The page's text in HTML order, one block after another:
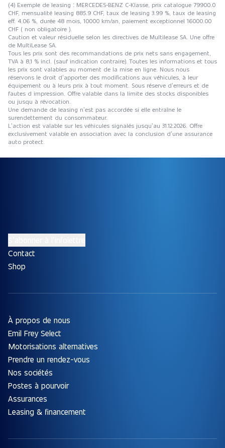
(4) Exemple de leasing : MERCEDES-BENZ C-Klasse, prix catalogue 79900.0
CHF, mensualité leasing 885.9 CHF, taux de leasing 3.99 %, taux de leasing
eff. 4.06 %, durée 48 mois, 10000 km/an, paiement exceptionnel 16000.00
CHF ( non obligatoire ).
Caution et valeur résiduelle selon les directives de Multilease SA. Une offre
de MultiLease SA.
Tous les prix sont des recommandations de prix nets sans engagement,
TVA à 8,1 % incl. (sauf indication contraire). Toutes les informations et tous
les prix sont valables au moment de la mise en ligne. Nous nous
réservons le droit d’apporter des modifications aux véhicules, à leur
équipement ou à leurs prix à tout moment. Sous réserve d’erreurs et de
fautes d impression. Offre valable dans la limite des stocks disponibles
ou jusqu à révocation.
Une demande de leasing n’est pas accordée si elle entraîne le
surendettement du consommateur.
L’action est valable sur les véhicules signalés jusqu’au 31.12.2026. Offre
exclusivement valable en association avec la conclusion d’une assurance
auto protect.
Contact
Shop
À propos de nous
Emil Frey Select
Motorisations alternatives
Prendre un rendez-vous
Nos sociétés
Postes à pourvoir
Assurances
Leasing & financement